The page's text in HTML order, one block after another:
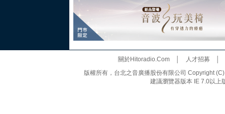
關於Hitoradio.Com│ 人才招募
版權所有，台北之音廣播股份有限公司 Copyright
建議瀏覽器版本 IE 7.0以上